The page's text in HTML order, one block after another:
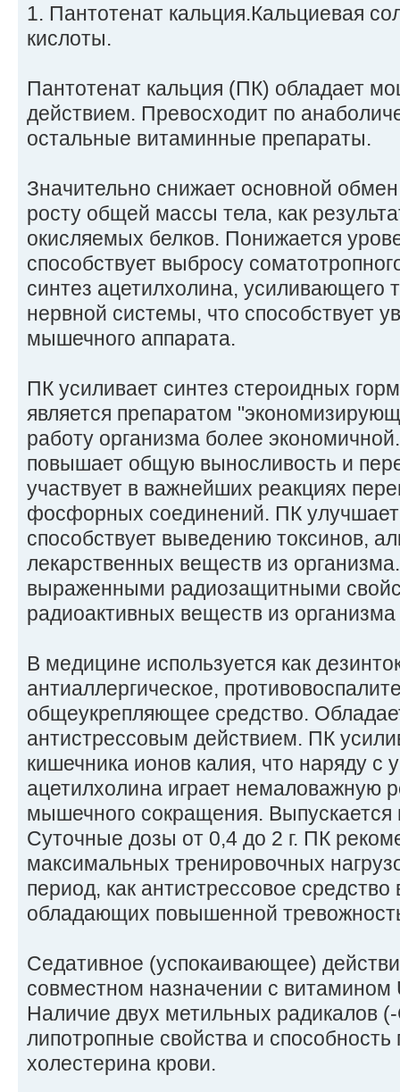
1. Пантотенат кальция.Кальциевая
кислоты.
Пантотенат кальция (ПК) обладает
действием. Превосходит по
остальные витаминные препараты.
Значительно снижает основной
росту общей массы тела, как
окисляемых белков. Понижается
способствует выбросу
синтез ацетилхолина, усиливающего
нервной системы, что способствует
мышечного аппарата.
ПК усиливает синтез стероидных
является препаратом
работу организма более
повышает общую выносливость и
участвует в важнейших реакциях
фосфорных соединений. ПК улучшает
способствует выведению токсинов,
лекарственных веществ из
выраженными радиозащитными
радиоактивных веществ из
В медицине используется как
антиаллергическое,
общеукрепляющее средство.
антистрессовым действием. ПК
кишечника ионов калия, что наряду с
ацетилхолина играет немаловажную
мышечного сокращения. Выпускается
Суточные дозы от 0,4 до 2 г. ПК
максимальных тренировочных
период, как антистрессовое
обладающих повышенной
Седативное (успокаивающее)
совместном назначении с витамином
Наличие двух метильных радикалов
липотропные свойства и способность
холестерина крови.